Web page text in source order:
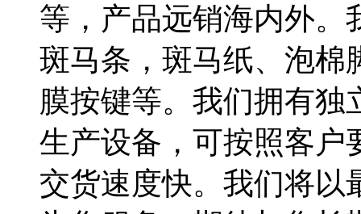
等，产品远销海内外。
斑马条，斑马纸、泡棉
膜按键等。我们拥有独
生产设备，可按照客户
交货速度快。我们将以